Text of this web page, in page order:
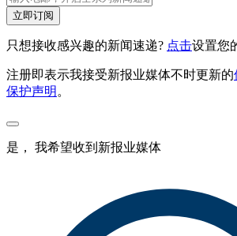
立即订阅
只想接收感兴趣的新闻速递? 点击设置您
注册即表示我接受新报业媒体不时更新的
保护声明 。
是， 我希望收到新报业媒体